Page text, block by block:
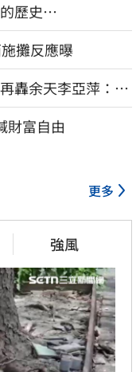
歷史…
攤反應曝
轟余天李亞萍：他
富自由
更多
強風